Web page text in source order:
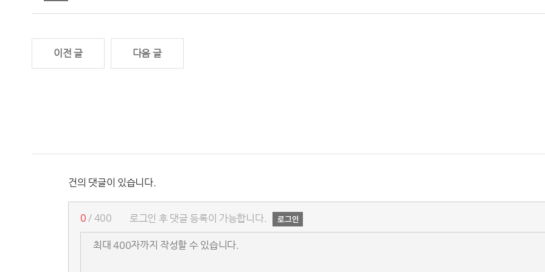
이전 글 다음 글
건의 댓글이 있습니다.
로그인 후 댓글 등록이 가능합니다.
0 / 400